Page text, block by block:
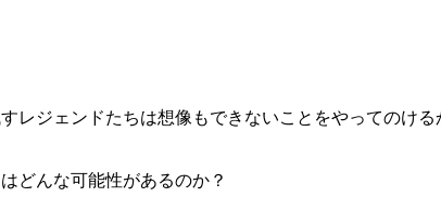
レジェンドたちは想像もできないことをやってのけ
どんな可能性があるのか？